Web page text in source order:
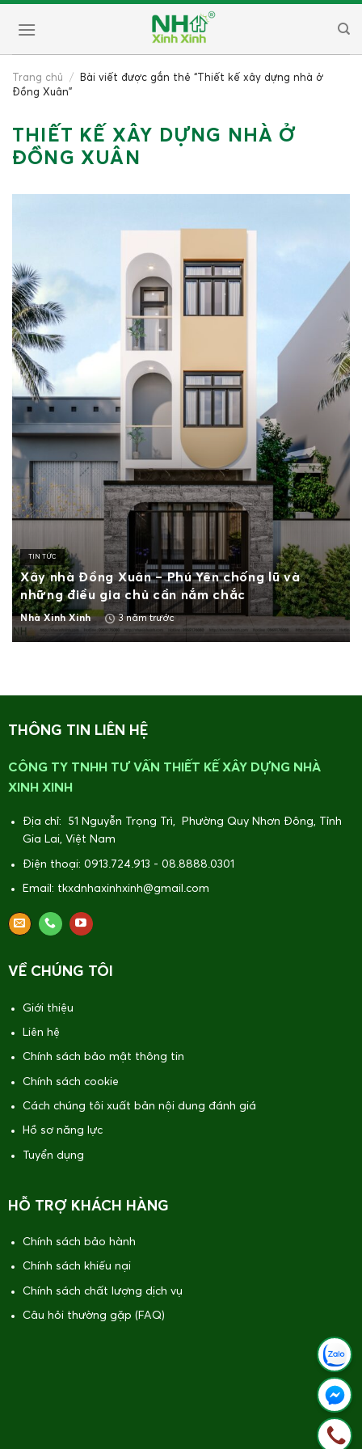
Trang chủ /
Bài viết được gắn thẻ “Thiết kế xây dựng nhà ở
Đồng Xuân”
THIẾT KẾ XÂY DỰNG NHÀ Ở
ĐỒNG XUÂN
TIN TỨC
Nhà Xinh Xinh 3 năm trước
Xây nhà Đồng Xuân – Phú Yên chống lũ và
những điều gia chủ cần nắm chắc
THÔNG TIN LIÊN HỆ
CÔNG TY TNHH TƯ VẤN THIẾT KẾ XÂY DỰNG NHÀ
XINH XINH
Địa chỉ: 51 Nguyễn Trọng Trì, Phường Quy Nhơn Đông, Tỉnh
Gia Lai, Việt Nam
Điện thoại: 0913.724.913 - 08.8888.0301
Email: tkxdnhaxinhxinh@gmail.com
VỀ CHÚNG TÔI
Giới thiệu
Liên hệ
Chính sách bảo mật thông tin
Chính sách cookie
Cách chúng tôi xuất bản nội dung đánh giá
Hồ sơ năng lực
Tuyển dụng
HỖ TRỢ KHÁCH HÀNG
Chính sách bảo hành
Chính sách khiếu nại
Chính sách chất lượng dịch vụ
Câu hỏi thường gặp (FAQ)